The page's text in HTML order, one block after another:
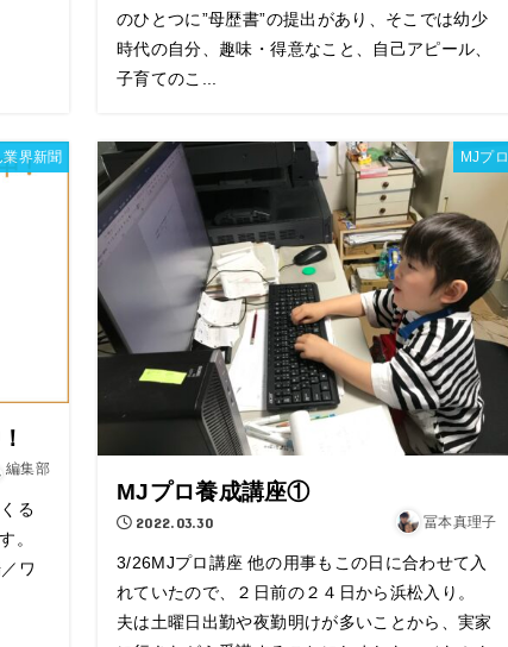
のひとつに”母歴書”の提出があり、そこでは幼少
時代の自分、趣味・得意なこと、自己アピール、
子育てのこ...
業界新聞
編集部
る
。
ワ
MJプロ
MJプロ養成講座①
2022.03.30 冨本真理子
3/26MJプロ講座 他の用事もこの日に合わせて入
れていたので、２日前の２４日から浜松入り。
夫は土曜日出勤や夜勤明けが多いことから、実家